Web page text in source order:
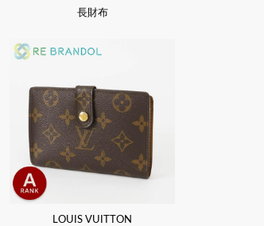
長財布
LOUIS VUITTON